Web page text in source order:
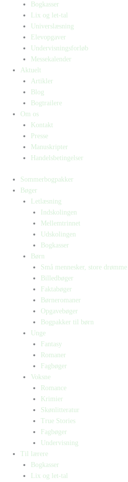
Bogkasser
Lix og let-tal
Universlæsning
Elevopgaver
Undervisningsforløb
Messekalender
Aktuelt
Artikler
Blog
Bogtrailere
Om os
Kontakt
Presse
Manuskripter
Handelsbetingelser
Sommerbogpakker
Bøger
Letlæsning
Indskolingen
Mellemtrinnet
Udskolingen
Bogkasser
Børn
Små mennesker, store drømme
Billedbøger
Faktabøger
Børneromaner
Opgavebøger
Bogpakker til børn
Unge
Fantasy
Romaner
Fagbøger
Voksne
Romance
Krimier
Skønlitteratur
True Stories
Fagbøger
Undervisning
Til lærere
Bogkasser
Lix og let-tal